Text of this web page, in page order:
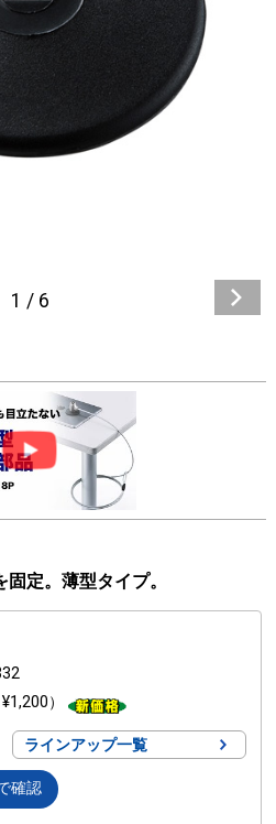
1 / 6
定。薄型タイプ。
）
ラインアップ一覧
確認